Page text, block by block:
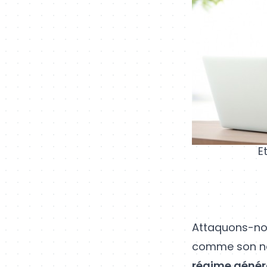
Attaquons-
comme son